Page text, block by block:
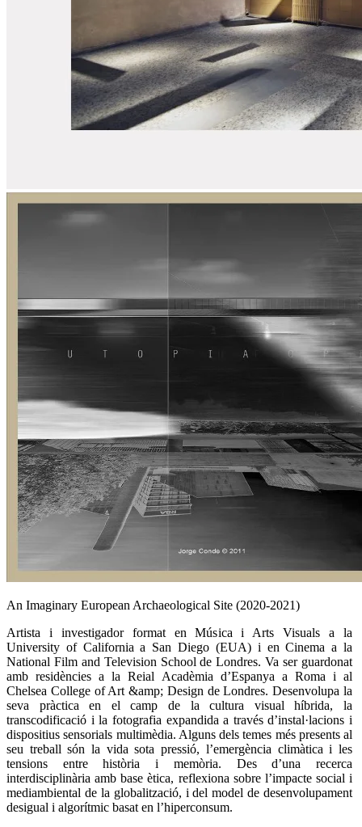
An Imaginary European Archaeological Site (2020-2021)
Artista i investigador format en Música i Arts Visuals a la
University of California a San Diego (EUA) i en Cinema a la
National Film and Television School de Londres. Va ser guardonat
amb residències a la Reial Acadèmia d’Espanya a Roma i al
Chelsea College of Art &amp; Design de Londres. Desenvolupa la
seva pràctica en el camp de la cultura visual híbrida, la
transcodificació i la fotografia expandida a través d’instal·lacions i
dispositius sensorials multimèdia. Alguns dels temes més presents al
seu treball són la vida sota pressió, l’emergència climàtica i les
tensions entre història i memòria. Des d’una recerca
interdisciplinària amb base ètica, reflexiona sobre l’impacte social i
mediambiental de la globalització, i del model de desenvolupament
desigual i algorítmic basat en l’hiperconsum.